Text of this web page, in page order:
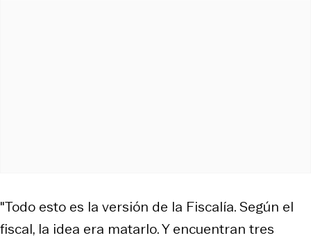
"Todo esto es la versión de la Fiscalía. Según el
fiscal, la idea era matarlo. Y encuentran tres